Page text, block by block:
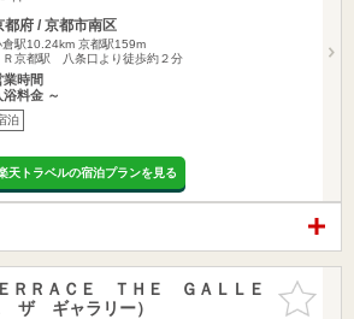
都府 / 京都市南区
倉駅10.24km 京都駅159m
Ｒ京都駅 八条口より徒歩約２分
業時間
浴料金 ～
泊
天トラベルの宿泊プランを見る
お気に入
りに追加
ＲＲＡＣＥ ＴＨＥ ＧＡＬＬＥ
ザ ギャラリー）